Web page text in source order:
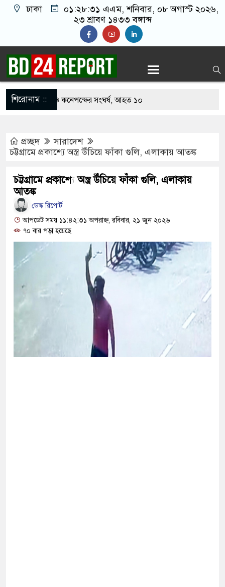
ঢাকা ০১:২৮:৩২ এএম, শনিবার, ০৮ অগাস্ট ২০২৬,
২৩ শ্রাবণ ১৪৩৩ বঙ্গাব্দ
শিরোনাম ::
নিয়ে বর ও কনেপক্ষের সংঘর্ষ, আহত ১০
দেশজুড়ে পুলিশের সতর্কতা জারি
যুবদল সভাপতি আটক, ভিডিও ভাইরাল
দায়ী থাকবে জামায়াত-এনসিপি: রাশেদ খাঁন
দিলেন জামায়াত বহিষ্কাকৃত গাজী নজরুলের ১২
দায়ী থাকবে জামায়াত-এনসিপি: রাশেদ খাঁন
বর্তমান সরকার: নাহিদ ইসলাম
করতে ন্যাটোভুক্ত দেশে হামলা চালাতে পারে রাশিয়া
প্রচ্ছদ
সারাদেশ
চট্টগ্রামে প্রকাশ্যে অস্ত্র উঁচিয়ে ফাঁকা গুলি, এলাকায় আতঙ্ক
চট্টগ্রামে প্রকাশ্যে অস্ত্র উঁচিয়ে ফাঁকা গুলি, এলাকায়
আতঙ্ক
ডেস্ক রিপোর্ট
আপডেট সময় ১১:৪২:৩১ অপরাহ্ন, রবিবার, ২১ জুন ২০২৬
৭০ বার পড়া হয়েছে